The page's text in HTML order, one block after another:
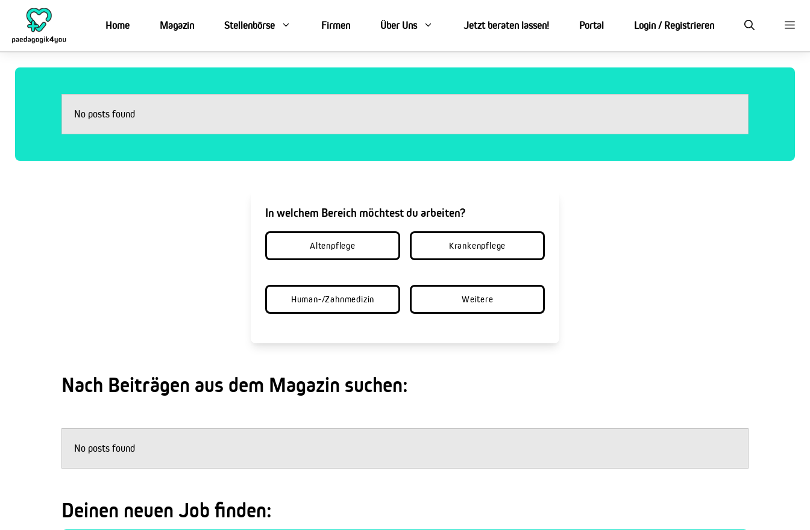
Home Magazin Stellenbörse Firmen Über Uns Jetzt beraten lassen! Portal Login / Registrieren
No posts found
In welchem Bereich möchtest du arbeiten?
Altenpflege Krankenpflege
Human-/Zahnmedizin Weitere
Nach Beiträgen aus dem Magazin suchen:
No posts found
Deinen neuen Job finden: